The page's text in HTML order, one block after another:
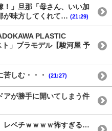
！」旦那「母さん、いい加
が味方してくれて… (21:29)
PLASTIC
」プラモデル【駿河屋 予
しむ・・・ (21:27)
アが勝手に開いてしまう件
レベチｗｗｗｗ怖すぎる…